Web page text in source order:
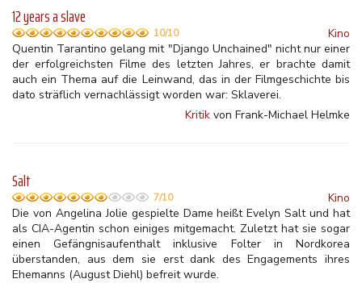
12 years a slave
10/10
Kino
Quentin Tarantino gelang mit "Django Unchained" nicht nur einer
der erfolgreichsten Filme des letzten Jahres, er brachte damit
auch ein Thema auf die Leinwand, das in der Filmgeschichte bis
dato sträflich vernachlässigt worden war: Sklaverei.
Kritik von Frank-Michael Helmke
Salt
7/10
Kino
Die von Angelina Jolie gespielte Dame heißt Evelyn Salt und hat
als CIA-Agentin schon einiges mitgemacht. Zuletzt hat sie sogar
einen Gefängnisaufenthalt inklusive Folter in Nordkorea
überstanden, aus dem sie erst dank des Engagements ihres
Ehemanns (August Diehl) befreit wurde.